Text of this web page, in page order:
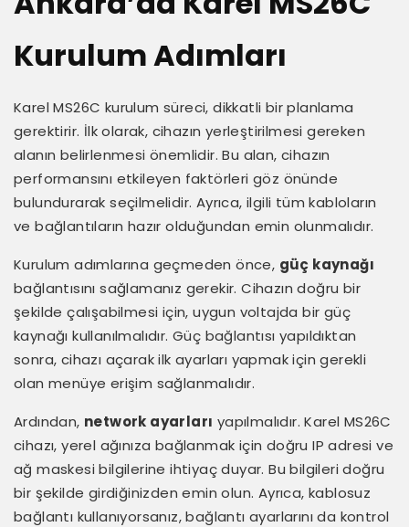
Kurulum Adımları
Karel MS26C kurulum süreci, dikkatli bir planlama
gerektirir. İlk olarak, cihazın yerleştirilmesi gereken
alanın belirlenmesi önemlidir. Bu alan, cihazın
performansını etkileyen faktörleri göz önünde
bulundurarak seçilmelidir. Ayrıca, ilgili tüm kabloların
ve bağlantıların hazır olduğundan emin olunmalıdır.
Kurulum adımlarına geçmeden önce, güç kaynağı
bağlantısını sağlamanız gerekir. Cihazın doğru bir
şekilde çalışabilmesi için, uygun voltajda bir güç
kaynağı kullanılmalıdır. Güç bağlantısı yapıldıktan
sonra, cihazı açarak ilk ayarları yapmak için gerekli
olan menüye erişim sağlanmalıdır.
Ardından, network ayarları yapılmalıdır. Karel MS26C
cihazı, yerel ağınıza bağlanmak için doğru IP adresi ve
ağ maskesi bilgilerine ihtiyaç duyar. Bu bilgileri doğru
bir şekilde girdiğinizden emin olun. Ayrıca, kablosuz
bağlantı kullanıyorsanız, bağlantı ayarlarını da kontrol